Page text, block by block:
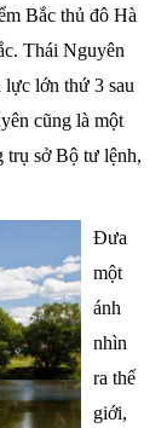
Bắc thủ đô Hà
Thái Nguyên
lực lớn thứ 3 sau
cũng là một
trụ sở Bộ tư lệnh,
Đưa
một
ánh
nhìn
ra thế
giới,